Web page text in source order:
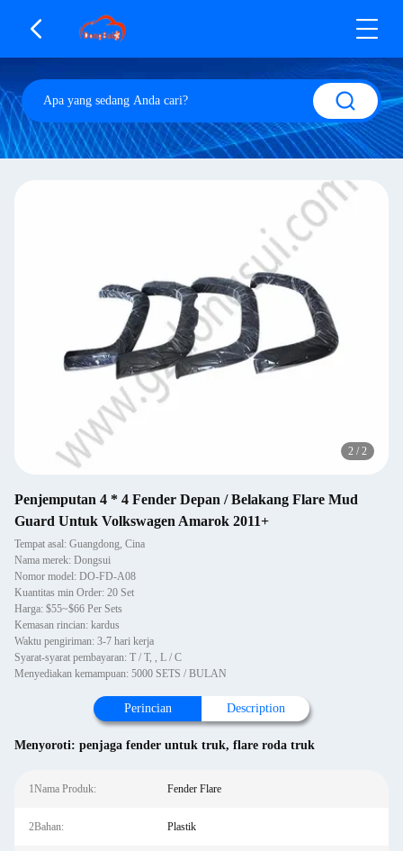
2 / 2
Penjemputan 4 * 4 Fender Depan / Belakang Flare Mud
Guard Untuk Volkswagen Amarok 2011+
Tempat asal: Guangdong, Cina
Nama merek: Dongsui
Nomor model: DO-FD-A08
Kuantitas min Order: 20 Set
Harga: $55~$66 Per Sets
Kemasan rincian: kardus
Waktu pengiriman: 3-7 hari kerja
Syarat-syarat pembayaran: T / T, , L / C
Menyediakan kemampuan: 5000 SETS / BULAN
Perincian Description
Menyoroti: penjaga fender untuk truk, flare roda truk
1Nama Produk: Fender Flare
2Bahan: Plastik